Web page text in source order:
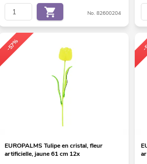
No. 82600204
-57%
EUROPALMS Tulipe en cristal, fleur
artificielle, jaune 61 cm 12x
-